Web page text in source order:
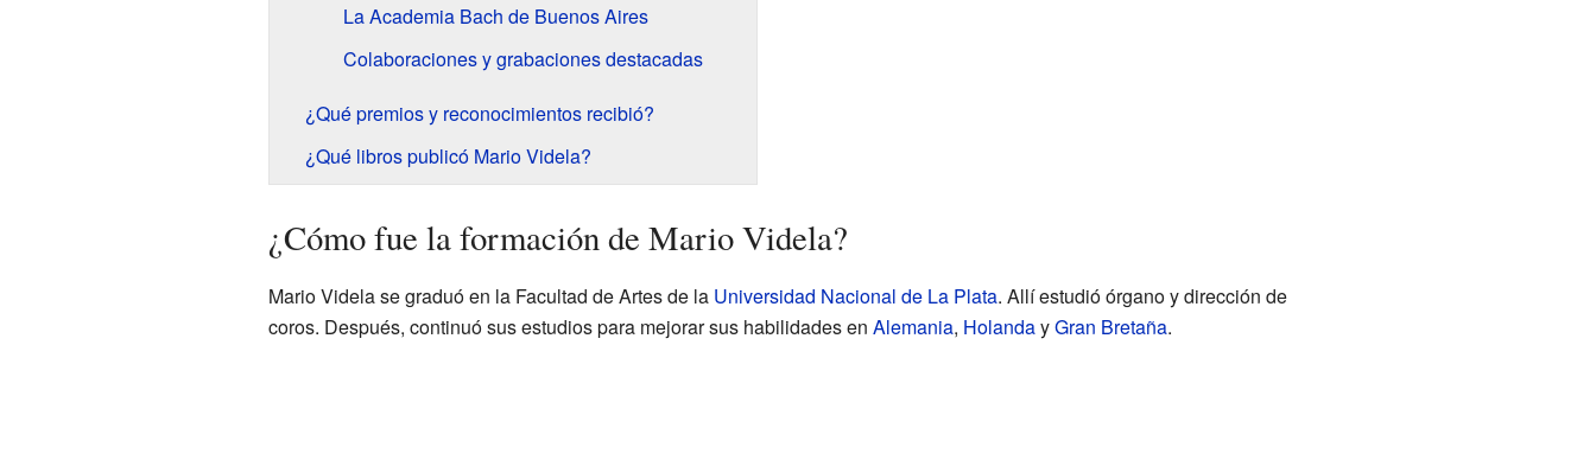
La Academia Bach de Buenos Aires
Colaboraciones y grabaciones destacadas
¿Qué premios y reconocimientos recibió?
¿Qué libros publicó Mario Videla?
¿Cómo fue la formación de Mario Videla?
Mario Videla se graduó en la Facultad de Artes de la Universidad Nacional de La Plata. Allí estudió órgano y dirección de
coros. Después, continuó sus estudios para mejorar sus habilidades en Alemania, HolandayGran Bretaña.